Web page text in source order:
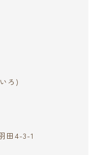
ろ)
田4-3-1